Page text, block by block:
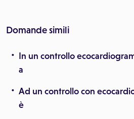
Domande simili
In un controllo
a
Ad un controllo con
è